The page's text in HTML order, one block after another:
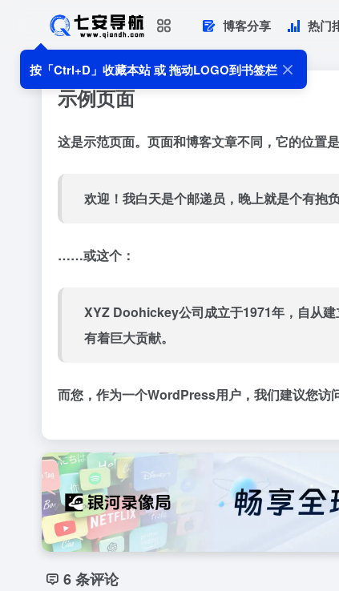
按「Ctrl+D」收藏本站 或 拖动LOGO到书签栏
博客分享 热门
示例页面
这是示范页面。页面和博客文章不同，它的位置
欢迎！我白天是个邮递员，晚上就是个有抱
……或这个：
XYZ Doohickey公司成立于1971年，自从
有着巨大贡献。
而您，作为一个WordPress用户，我们建议您访
6 条评论